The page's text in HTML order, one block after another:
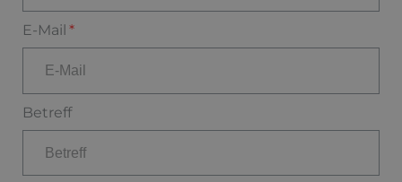
E-Mail
Betreff